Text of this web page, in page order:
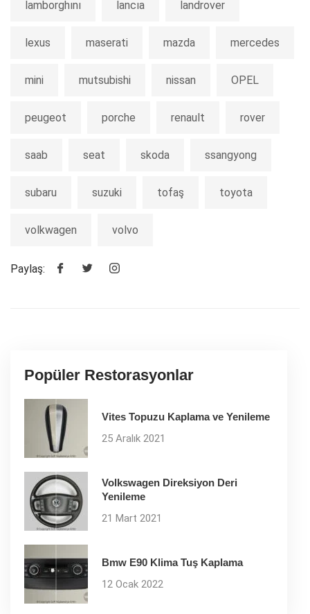
lamborghını lancıa landrover
lexus maserati mazda mercedes
mini mutsubishi nissan OPEL
peugeot porche renault rover
saab seat skoda ssangyong
subaru suzuki tofaş toyota
volkwagen volvo
Paylaş:
Popüler Restorasyonlar
Vites Topuzu Kaplama ve Yenileme
25 Aralık 2021
Volkswagen Direksiyon Deri
Yenileme
21 Mart 2021
Bmw E90 Klima Tuş Kaplama
12 Ocak 2022